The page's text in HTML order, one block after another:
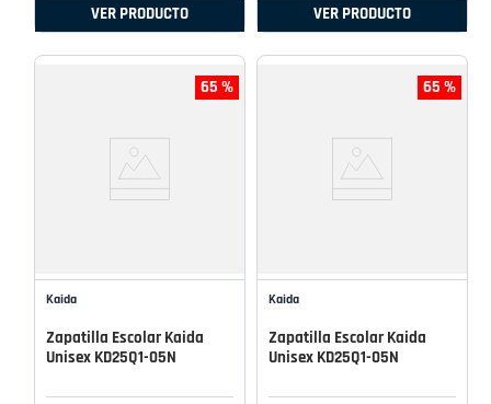
VER PRODUCTO VER PRODUCTO
65 %
Kaida
Zapatilla Escolar Kaida
Unisex KD25Q1-05N
65 %
Kaida
Zapatilla Escolar Kaida
Unisex KD25Q1-05N